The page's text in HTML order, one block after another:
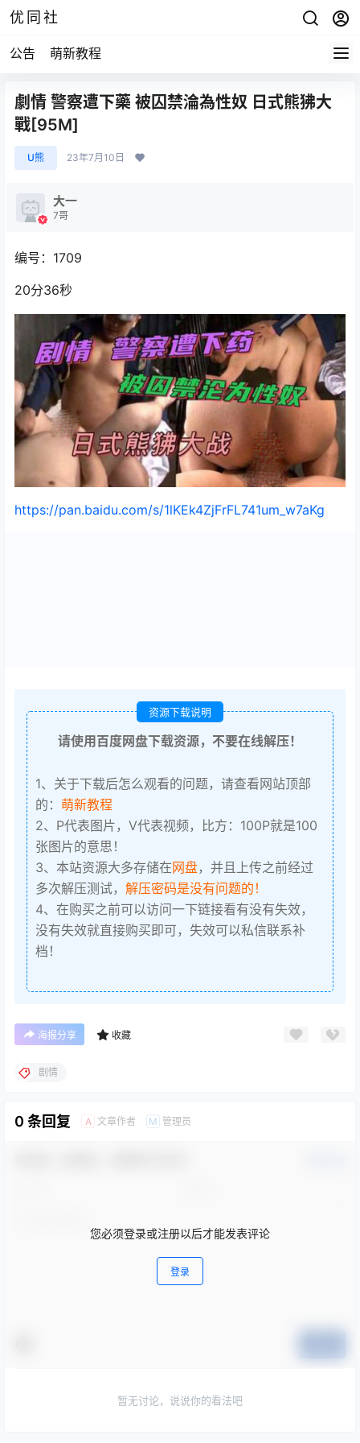
优同社
公告 萌新教程
劇情 警察遭下藥 被囚禁淪為性奴 日式熊狒大
戰[95M]
U熊 23年7月10日
大一
7哥
编号：1709
20分36秒
https://pan.baidu.com/s/1lKEk4ZjFrFL741um_w7aKg
资源下载说明
请使用百度网盘下载资源，不要在线解压！
1、关于下载后怎么观看的问题，请查看网站顶部
的： 萌新教程
2、P代表图片，V代表视频，比方：100P就是100
张图片的意思！
3、本站资源大多存储在网盘，并且上传之前经过
多次解压测试， 解压密码是没有问题的！
4、在购买之前可以访问一下链接看有没有失效，
没有失效就直接购买即可，失效可以私信联系补
档！
海报分享 收藏
剧情
0 条回复 A 文章作者 M 管理员
您必须登录或注册以后才能发表评论
登录
暂无讨论，说说你的看法吧